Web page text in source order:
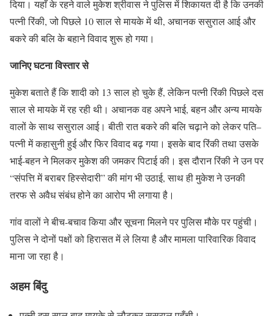
दिया। यहाँ के रहने वाले मुकेश श्रीवास ने पुलिस में शिकायत दी है कि उनकी
पत्नी रिंकी, जो पिछले 10 साल से मायके में थी, अचानक ससुराल आई और
बकरे की बलि के बहाने विवाद शुरू हो गया।
जानिए घटना विस्तार से
मुकेश बताते हैं कि शादी को 13 साल हो चुके हैं, लेकिन पत्नी रिंकी पिछले दस
साल से मायके में रह रही थी। अचानक वह अपने भाई, बहन और अन्य मायके
वालों के साथ ससुराल आई। बीती रात बकरे की बलि चढ़ाने को लेकर पति–
पत्नी में कहासुनी हुई और फिर विवाद बढ़ गया। इसके बाद रिंकी तथा उसके
भाई-बहन ने मिलकर मुकेश की जमकर पिटाई की। इस दौरान रिंकी ने उन पर
“संपत्ति में बराबर हिस्सेदारी” की मांग भी उठाई, साथ ही मुकेश ने उनकी
तरफ से अवैध संबंध होने का आरोप भी लगाया है।
गांव वालों ने बीच-बचाव किया और सूचना मिलने पर पुलिस मौके पर पहुंची।
पुलिस ने दोनों पक्षों को हिरासत में ले लिया है और मामला पारिवारिक विवाद
माना जा रहा है।
अहम बिंदु